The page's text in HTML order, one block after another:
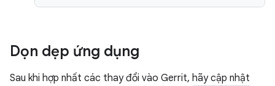
Dọn dẹp ứng dụng
Sau khi hợp nhất các thay đổi vào Gerrit, hãy cập nhật